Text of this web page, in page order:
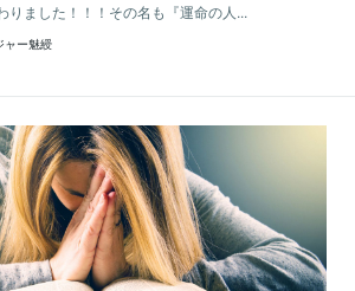
りました！！！その名も『運命の人...
ャー魅綬